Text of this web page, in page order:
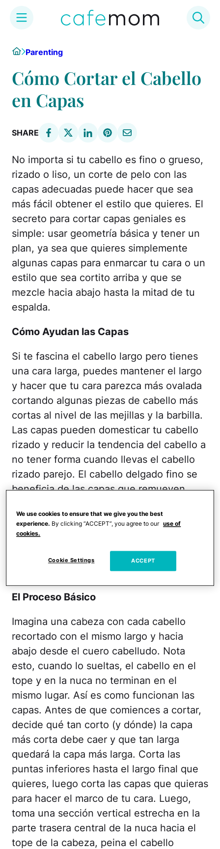
content
HomeParenting
Cómo Cortar el Cabello
en Capas
SHARE
No importa si tu cabello es fino o grueso,
rizado o liso, un corte de pelo con las
capas adecuadas puede hacer que sea
más fácil obtener el estilo que quieres. El
secreto para cortar capas geniales es
simple: usar geometría básica y tener un
plan, ya sea que quieres simplemente
algunas capas para enmarcar tu cara o un
estilo que sea cortito arriba y que se
mezcle hacia abajo hasta la mitad de tu
espalda.
Cómo Ayudan las Capas
Si te fascina el cabello largo pero tienes
una cara larga, puedes mantener el largo
y hacer que tu cara parezca más ovalada
cortando algunas piezas de cabello más
cortas al nivel de las mejillas y la barbilla.
Las capas pueden domesticar tu cabello
rizado y reducir la tendencia del cabello a
no tener forma cuando llevas el cabello
rizado parejo. El cabello delgado fino se
beneficia de las capas que remueven
se ponga plano. Finalmente, las capas
son casi mandatorias si quieres un estilo
provocativo o cabello con movimiento.
Organiza Tu Maquillaje, ¡YA!
El Proceso Básico
Imagina una cabeza con cada cabello
recortado con el mismo largo y hacia
abajo desde el cuero cabelludo. Nota
esto, cuando lo sueltas, el cabello en el
tope y en la nuca no terminan en el
mismo lugar. Así es como funcionan las
capas. Antes de que comiences a cortar,
decide qué tan corto (y dónde) la capa
más corta debe caer y que tan larga
quedará la capa más larga. Corta las
puntas inferiores hasta el largo final que
quieres, luego corta las capas que quieras
para hacer el marco de tu cara. Luego,
toma una sección vertical estrecha en la
parte trasera central de la nuca hacia el
tope de la cabeza, peina el cabello
We use cookies to ensure that we give you the best
experience. By clicking “ACCEPT”, you agree to our use of
cookies.
Cookie Settings ACCEPT